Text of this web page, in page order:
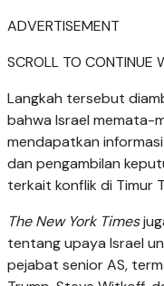
ADVERTISEMENT
SCROLL TO CONTINUE
Langkah tersebut
bahwa Israel memata-
mendapatkan
dan pengambilan
terkait konflik di Timur
The New York Times
tentang upaya Israel
pejabat senior AS,